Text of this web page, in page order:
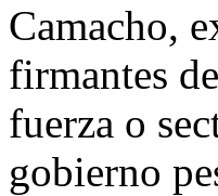
Camacho,
firmantes
fuerza o
gobierno